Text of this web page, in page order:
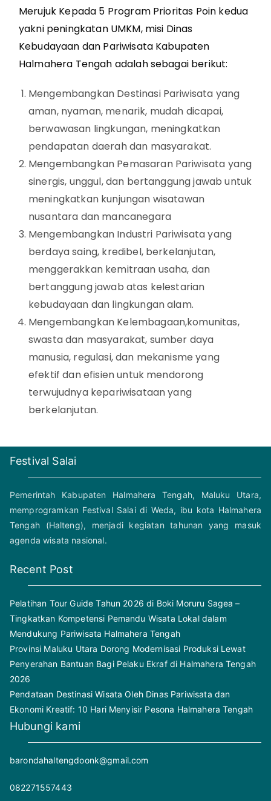
Merujuk Kepada 5 Program Prioritas Poin kedua
yakni peningkatan UMKM, misi Dinas
Kebudayaan dan Pariwisata Kabupaten
Halmahera Tengah adalah sebagai berikut:
Mengembangkan Destinasi Pariwisata yang
aman, nyaman, menarik, mudah dicapai,
berwawasan lingkungan, meningkatkan
pendapatan daerah dan masyarakat.
Mengembangkan Pemasaran Pariwisata yang
sinergis, unggul, dan bertanggung jawab untuk
meningkatkan kunjungan wisatawan
nusantara dan mancanegara
Mengembangkan Industri Pariwisata yang
berdaya saing, kredibel, berkelanjutan,
menggerakkan kemitraan usaha, dan
bertanggung jawab atas kelestarian
kebudayaan dan lingkungan alam.
Mengembangkan Kelembagaan,komunitas,
swasta dan masyarakat, sumber daya
manusia, regulasi, dan mekanisme yang
efektif dan efisien untuk mendorong
terwujudnya kepariwisataan yang
berkelanjutan.
Festival Salai
Pemerintah Kabupaten Halmahera Tengah, Maluku Utara,
memprogramkan Festival Salai di Weda, ibu kota Halmahera
Tengah (Halteng), menjadi kegiatan tahunan yang masuk
agenda wisata nasional.
Recent Post
Pelatihan Tour Guide Tahun 2026 di Boki Moruru Sagea –
Tingkatkan Kompetensi Pemandu Wisata Lokal dalam
Mendukung Pariwisata Halmahera Tengah
Provinsi Maluku Utara Dorong Modernisasi Produksi Lewat
Penyerahan Bantuan Bagi Pelaku Ekraf di Halmahera Tengah
2026
Pendataan Destinasi Wisata Oleh Dinas Pariwisata dan
Ekonomi Kreatif: 10 Hari Menyisir Pesona Halmahera Tengah
Hubungi kami
barondahaltengdoonk@gmail.com
082271557443